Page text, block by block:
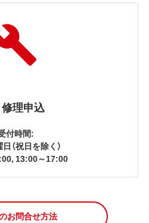
修理申込
付時間:
（祝日を除く）
13:00～17:00
お問合せ方法